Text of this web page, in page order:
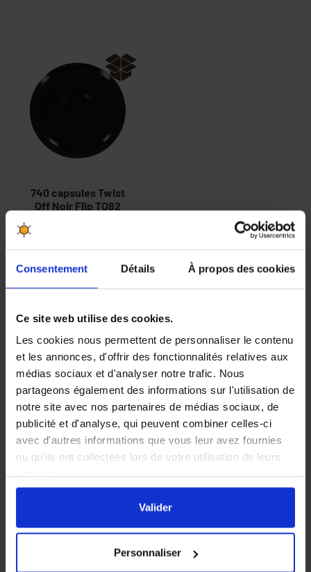
Consentement Détails À propos des cookies
Ce site web utilise des cookies.
Les cookies nous permettent de personnaliser le contenu
et les annonces, d'offrir des fonctionnalités relatives aux
médias sociaux et d'analyser notre trafic. Nous
partageons également des informations sur l'utilisation de
notre site avec nos partenaires de médias sociaux, de
publicité et d'analyse, qui peuvent combiner celles-ci
avec d'autres informations que vous leur avez fournies
ou qu'ils ont collectées lors de votre utilisation de leurs
En cliquant sur le boutonValidervous acceptez
l'ensemble des cookies de notre site ainsi que ceux de
nos partenaires. Vous pouvez également choisir les
Valider
Personnaliser
740 capsules Twist
Off Noir Flip TO82
Les meilleurs produits aux
30 jours pour changer
Des professionnels vous
Gagnez des points de
commande passée